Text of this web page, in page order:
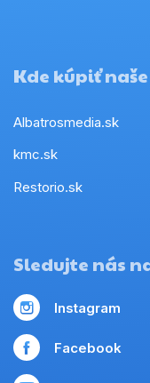
Kde kúpiť
Albatrosmedia.sk
kmc.sk
Restorio.sk
Sledujte nás
Instagram
Facebook